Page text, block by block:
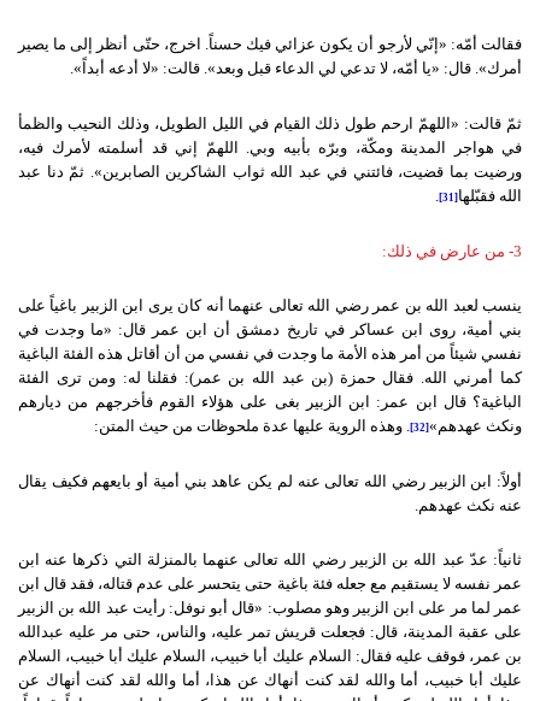
فقالت أمّه: «إنّي لأرجو أن يكون عزائي فيك حسناً. اخرج، حتّى أنظر إلى ما يصير
أمرك». قال: «يا أمّه، لا تدعي لي الدعاء قبل وبعد». قالت: «لا أدعه أبداً».
ثمّ قالت: «اللهمّ ارحم طول ذلك القيام في الليل الطويل، وذلك النحيب والظمأ
في هواجر المدينة ومكّة، وبرّه بأبيه وبي. اللهمّ إني قد أسلمته لأمرك فيه،
ورضيت بما قضيت، فائتني في عبد الله ثواب الشاكرين الصابرين». ثمّ دنا عبد
الله فقبّلها [31]
3- من عارض في ذلك:
ينسب لعبد الله بن عمر رضي الله تعالى عنهما أنه كان يرى ابن الزبير باغياً على
بني أمية، روى ابن عساكر في تاريخ دمشق أن ابن عمر قال: «ما وجدت في
نفسي شيئاً من أمر هذه الأمة ما وجدت في نفسي من أن أقاتل هذه الفئة الباغية
كما أمرني الله. فقال حمزة (بن عبد الله بن عمر): فقلنا له: ومن ترى الفئة
الباغية؟ قال ابن عمر: ابن الزبير بغى على هؤلاء القوم فأخرجهم من ديارهم
ونكث عهدهم»[32] . وهذه الروية عليها عدة ملحوظات من حيث المتن:
أولاً: ابن الزبير رضي الله تعالى عنه لم يكن عاهد بني أمية أو بايعهم فكيف يقال
عنه نكث عهدهم.
ثانياً: عدّ عبد الله بن الزبير رضي الله تعالى عنهما بالمنزلة التي ذكرها عنه ابن
عمر نفسه لا يستقيم مع جعله فئة باغية حتى يتحسر على عدم قتاله، فقد قال ابن
عمر لما مر على ابن الزبير وهو مصلوب: «قال أبو نوفل: رأيت عبد الله بن الزبير
على عقبة المدينة، قال: فجعلت قريش تمر عليه، والناس، حتى مر عليه عبدالله
بن عمر، فوقف عليه فقال: السلام عليك أبا خبيب، السلام عليك أبا خبيب، السلام
عليك أبا خبيب، أما والله لقد كنت أنهاك عن هذا، أما والله لقد كنت أنهاك عن